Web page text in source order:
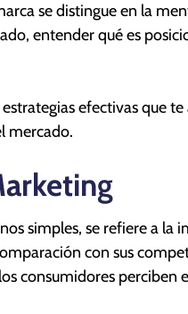
se distingue en la
entender qué es
efectivas que
mercado.
simples, se refiere a la
con sus
consumidores perciben